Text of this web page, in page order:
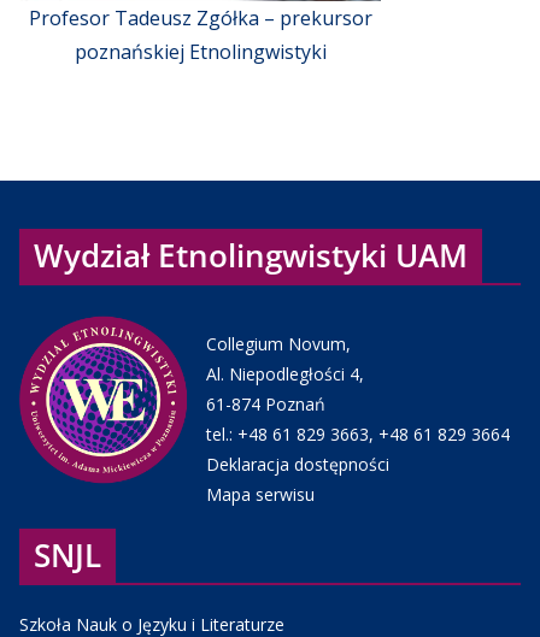
Profesor Tadeusz Zgółka – prekursor
poznańskiej Etnolingwistyki
Wydział Etnolingwistyki UAM
Collegium Novum,
Al. Niepodległości 4,
61-874 Poznań
tel.: +48 61 829 3663, +48 61 829 3664
Deklaracja dostępności
Mapa serwisu
SNJL
Szkoła Nauk o Języku i Literaturze